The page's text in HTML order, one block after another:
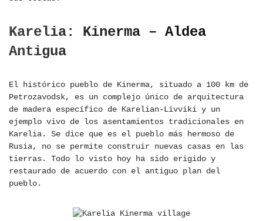
Karelia: Kinerma – Aldea
Antigua
El histórico pueblo de Kinerma, situado a 100 km de
Petrozavodsk, es un complejo único de arquitectura
de madera específico de Karelian-Livviki y un
ejemplo vivo de los asentamientos tradicionales en
Karelia. Se dice que es el pueblo más hermoso de
Rusia, no se permite construir nuevas casas en las
tierras. Todo lo visto hoy ha sido erigido y
restaurado de acuerdo con el antiguo plan del
pueblo.